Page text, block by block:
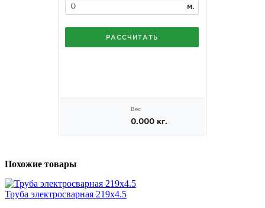
Похожие товары
Труба электросварная 219х4.5